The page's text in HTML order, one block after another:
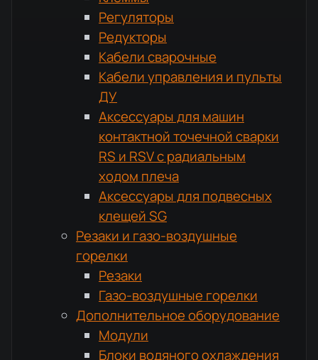
Регуляторы
Редукторы
Кабели сварочные
Кабели управления и пульты
ДУ
Аксессуары для машин
контактной точечной сварки
RS и RSV с радиальным
ходом плеча
Аксессуары для подвесных
клещей SG
Резаки и газо-воздушные
горелки
Резаки
Газо-воздушные горелки
Дополнительное оборудование
Модули
Блоки водяного охлаждения